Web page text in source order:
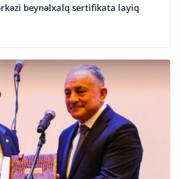
beynəlxalq sertifikata layiq